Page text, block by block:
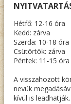
Hétfő: 12-16 óra
Kedd: zárva
Szerda: 10-18 óra
Csütörtök: zárva
Péntek: 11-15 óra
A visszahozott
nevük
kívül is leadhatják.